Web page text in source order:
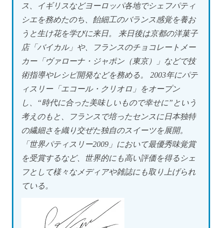
ス、イギリスなどヨーロッパ各地でシェフパティ
シエを務めたのち、飴細工のバランス感覚を養お
うと生け花を学びに来日。 来日後は京都の洋菓子
店「バイカル」や、フランスのチョコレートメー
カー「ヴァローナ・ジャポン（東京）」などで技
術指導やレシピ開発などを務める。 2003年にパテ
ィスリー「エコール・クリオロ」をオープン
し、“時代に合った美味しいもので幸せに”という
考えのもと、フランスで培ったセンスに日本独特
の繊細さを織り交ぜた独自のスイーツを展開。
「世界パティスリー2009」において最優秀味覚賞
を受賞するなど、世界的にも高い評価を得るシェ
フとして様々なメディアや雑誌にも取り上げられ
ている。